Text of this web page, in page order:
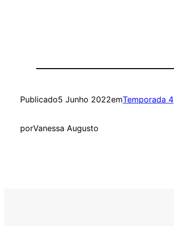
Publicado5 Junho 2022emTemporada 4
porVanessa Augusto